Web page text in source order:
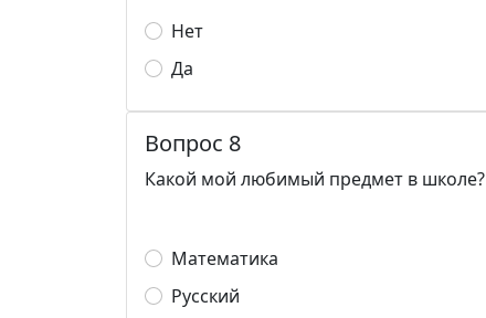
Нет
Да
Вопрос 8
Какой мой любимый предмет в школе?
Математика
Русский